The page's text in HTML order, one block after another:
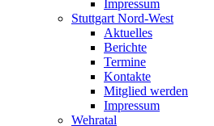
Impressum
Stuttgart Nord-West
Aktuelles
Berichte
Termine
Kontakte
Mitglied werden
Impressum
Wehratal